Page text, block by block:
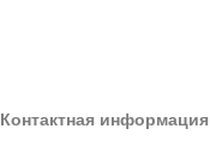
Контактная информация